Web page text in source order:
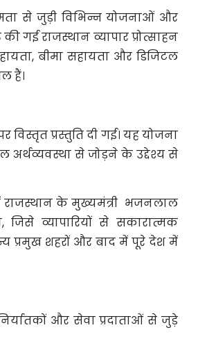
से जुड़ी विभिन्न योजनाओं और
गई राजस्थान व्यापार प्रोत्साहन
बीमा सहायता और डिजिटल
हैं।
प्रस्तुति दी गई। यह योजना
अर्थव्यवस्था से जोड़ने के उद्देश्य से
राजस्थान के मुख्यमंत्री भजनलाल
जिसे व्यापारियों से सकारात्मक
प्रमुख शहरों और बाद में पूरे देश में
और सेवा प्रदाताओं से जुड़े